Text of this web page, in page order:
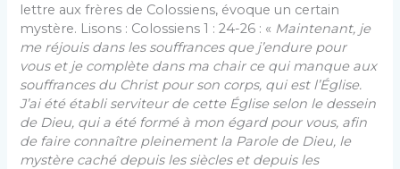
lettre aux frères de Colossiens, évoque un certain
mystère. Lisons : Colossiens 1 : 24-26 : « Maintenant, je
me réjouis dans les souffrances que j’endure pour
vous et je complète dans ma chair ce qui manque aux
souffrances du Christ pour son corps, qui est l’Église.
J’ai été établi serviteur de cette Église selon le dessein
de Dieu, qui a été formé à mon égard pour vous, afin
de faire connaître pleinement la Parole de Dieu, le
mystère caché depuis les siècles et depuis les